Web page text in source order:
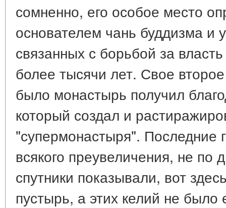
сомненно, его особое место
основателем чань буддизма и
связанных с борьбой за
более тысячи лет. Свое
было монастырь получил
который создал и
"супермонастыря". Последние
всякого преувеличения, не
спутники показывали, вот
пустырь, а этих келий не